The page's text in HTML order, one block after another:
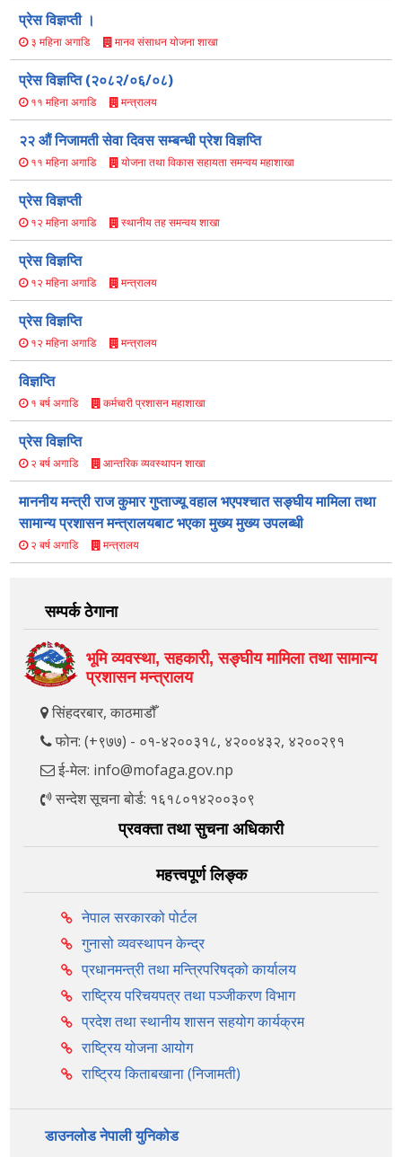
प्रेस विज्ञप्ती ।
३ महिना अगाडि मानव संसाधन योजना शाखा
प्रेस विज्ञप्ति (२०८२/०६/०८)
११ महिना अगाडि मन्त्रालय
२२ औं निजामती सेवा दिवस सम्बन्धी प्रेश विज्ञप्ति
११ महिना अगाडि योजना तथा विकास सहायता समन्वय महाशाखा
प्रेस विज्ञप्ती
१२ महिना अगाडि स्थानीय तह समन्वय शाखा
प्रेस विज्ञप्ति
१२ महिना अगाडि मन्त्रालय
प्रेस विज्ञप्ति
१२ महिना अगाडि मन्त्रालय
विज्ञप्ति
१ बर्ष अगाडि कर्मचारी प्रशासन महाशाखा
प्रेस विज्ञप्ति
२ बर्ष अगाडि आन्तरिक व्यवस्थापन शाखा
माननीय मन्त्री राज कुमार गुप्ताज्यू वहाल भएपश्चात सङ्घीय मामिला तथा
सामान्य प्रशासन मन्त्रालयबाट भएका मुख्य मुख्य उपलब्धी
२ बर्ष अगाडि मन्त्रालय
सम्पर्क ठेगाना
भूमि व्यवस्था, सहकारी, सङ्‍घीय मामिला तथा सामान्य
प्रशासन मन्त्रालय
सिंहदरबार, काठमाडौँ
फोन: (+९७७) - ०१-४२००३१८, ४२००४३२, ४२००२९१
ई-मेल: info@mofaga.gov.np
सन्देश सूचना बोर्ड: १६१८०१४२००३०९
प्रवक्ता तथा सुचना अधिकारी
महत्त्वपूर्ण लिङ्क
नेपाल सरकारको पोर्टल
गुनासो व्यवस्थापन केन्द्र
प्रधानमन्त्री तथा मन्त्रिपरिषद्को कार्यालय
राष्ट्रिय परिचयपत्र तथा पञ्‍जीकरण विभाग
प्रदेश तथा स्थानीय शासन सहयोग कार्यक्रम
राष्ट्रिय योजना आयोग
राष्ट्रिय किताबखाना (निजामती)
डाउनलोड नेपाली युनिकोड